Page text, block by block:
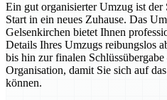
Ein gut organisierter Umzug ist der
Start in ein neues Zuhause. Das
Gelsenkirchen bietet Ihnen
Details Ihres Umzugs reibungslos
bis hin zur finalen
Organisation, damit Sie sich auf
können.